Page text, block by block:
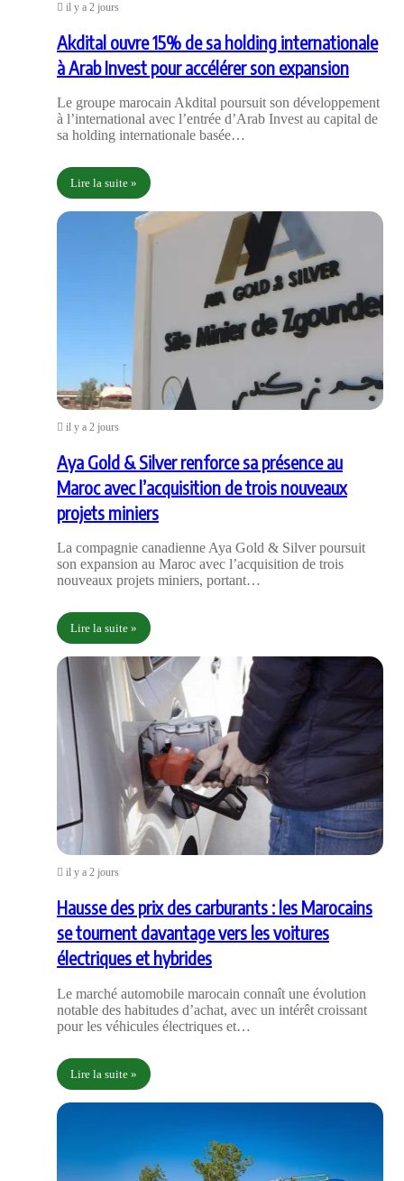
il y a 2 jours
Akdital ouvre 15% de sa holding internationale
à Arab Invest pour accélérer son expansion
Le groupe marocain Akdital poursuit son développement
à l’international avec l’entrée d’Arab Invest au capital de
sa holding internationale basée…
Lire la suite »
il y a 2 jours
Aya Gold & Silver renforce sa présence au
Maroc avec l’acquisition de trois nouveaux
projets miniers
La compagnie canadienne Aya Gold & Silver poursuit
son expansion au Maroc avec l’acquisition de trois
nouveaux projets miniers, portant…
Lire la suite »
il y a 2 jours
Hausse des prix des carburants : les Marocains
se tournent davantage vers les voitures
électriques et hybrides
Le marché automobile marocain connaît une évolution
notable des habitudes d’achat, avec un intérêt croissant
pour les véhicules électriques et…
Lire la suite »